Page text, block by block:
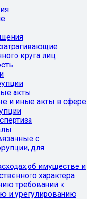
круга лиц
акты
и иные акты в сфере
с
для
имуществе и
характера
требований к
и урегулированию